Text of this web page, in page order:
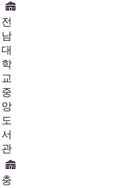
전
남
대
학
교
중
앙
도
서
관
충